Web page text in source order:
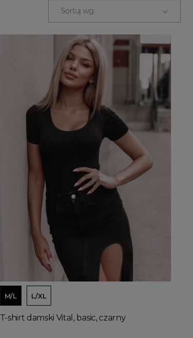
Sortuj wg:
Dodaj do koszyka
M/L L/XL
T-shirt damski Vital, basic, czarny